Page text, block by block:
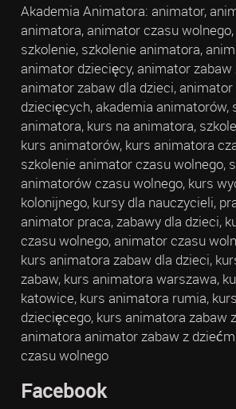
Akademia Animatora: animator,
animatora, animator czasu
szkolenie, szkolenie animatora,
animator dziecięcy, animator zabaw
animator zabaw dla dzieci, animator
dziecięcych, akademia animatorów,
animatora, kurs na animatora,
kurs animatorów, kurs animatora
szkolenie animator czasu wolnego,
animatorów czasu wolnego, kurs
kolonijnego, kursy dla nauczycieli,
animator praca, zabawy dla dzieci,
czasu wolnego, animator czasu
kurs animatora zabaw dla dzieci,
zabaw, kurs animatora warszawa,
katowice, kurs animatora rumia,
dziecięcego, kurs animatora zabaw
animatora animator zabaw z
czasu wolnego
Facebook